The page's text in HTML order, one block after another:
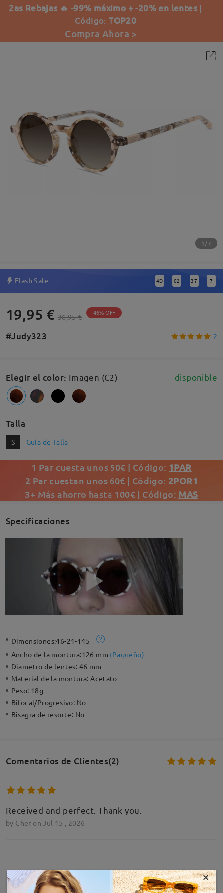
2as Rebajas 🔥 -99% máximo + -20% en lentes |
Código:TOP20
Compra Ahora >
1/7
Flash Sale 4D : 02 : 37 : 7
19,95 € 36,95 € 46% OFF
#Judy323 2
Elegir el color: Imagen (C2) disponible
Talla
S Guía de Talla
1 Par cuesta unos 50€ | Código: 1PAR
2 Par cuestan unos 60€ | Código: 2POR1
3+ Más ahorro hasta 100€ | Código: MAS
Specificaciones
Dimensiones:46-21-145
Ancho de la montura:126 mm (Paqueño)
Diametro de lentes: 46 mm
Material de la montura:Acetato
Peso: 18g
Bifocal/Progresivo: No
Bisagra de resorte: No
Comentarios de Clientes(2)
Received and perfect. Thank you.
by Cher on Jul 15 , 2026
Deje su comentario
MOSTRAR MÁS ×